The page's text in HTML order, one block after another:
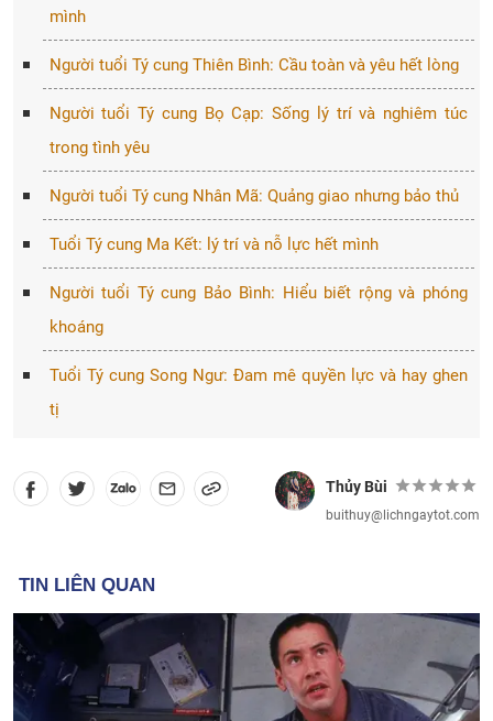
mình
Người tuổi Tý cung Thiên Bình: Cầu toàn và yêu hết lòng
Người tuổi Tý cung Bọ Cạp: Sống lý trí và nghiêm túc
trong tình yêu
Người tuổi Tý cung Nhân Mã: Quảng giao nhưng bảo thủ
Tuổi Tý cung Ma Kết: lý trí và nỗ lực hết mình
Người tuổi Tý cung Bảo Bình: Hiểu biết rộng và phóng
khoáng
Tuổi Tý cung Song Ngư: Đam mê quyền lực và hay ghen
tị
Thủy Bùi
buithuy@lichngaytot.com